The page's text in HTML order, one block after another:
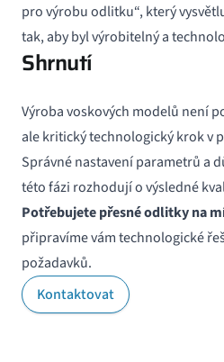
pro výrobu odlitku“, který
tak, aby byl výrobitelný a
Shrnutí
Výroba voskových modelů není
ale kritický technologický krok v
Správné nastavení parametrů a
této fázi rozhodují o výsledné
Potřebujete přesné odlitky na
připravíme vám technologické
požadavků.
Kontaktovat